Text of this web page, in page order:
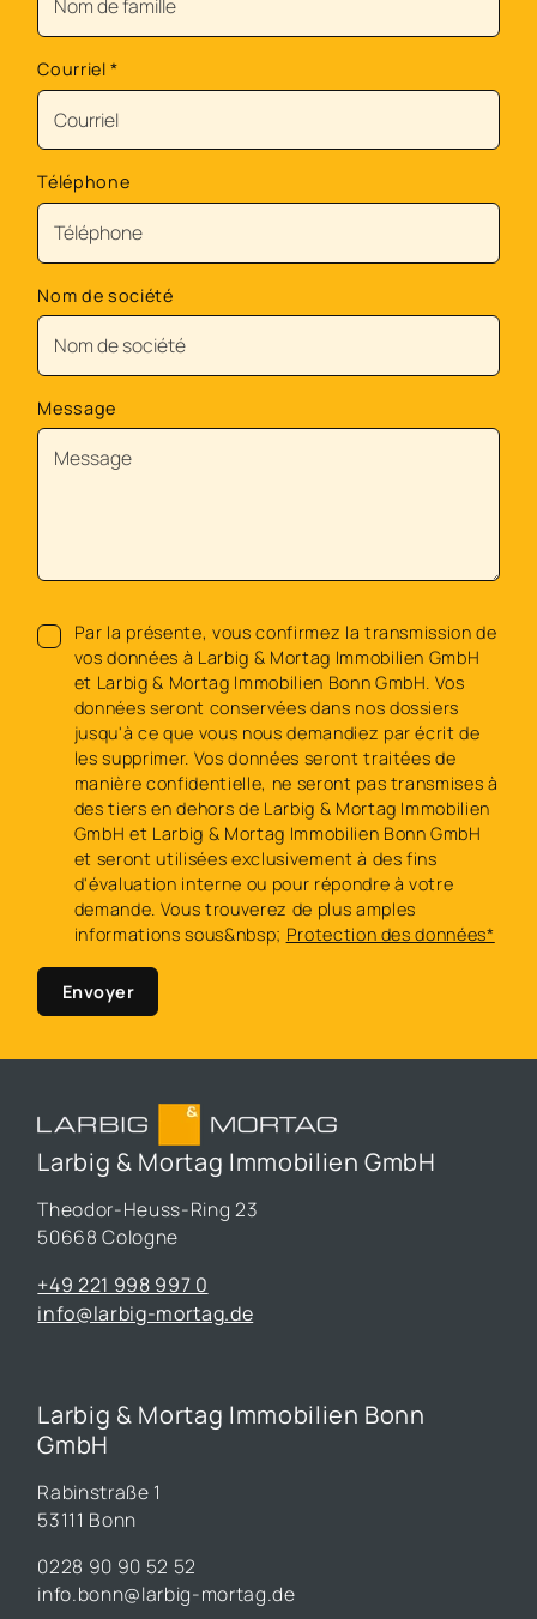
Courriel*
Téléphone
Nom de société
Message
Par la présente, vous confirmez la transmission de
vos données à Larbig & Mortag Immobilien GmbH
et Larbig & Mortag Immobilien Bonn GmbH. Vos
données seront conservées dans nos dossiers
jusqu'à ce que vous nous demandiez par écrit de
les supprimer. Vos données seront traitées de
manière confidentielle, ne seront pas transmises à
des tiers en dehors de Larbig & Mortag Immobilien
GmbH et Larbig & Mortag Immobilien Bonn GmbH
et seront utilisées exclusivement à des fins
d'évaluation interne ou pour répondre à votre
demande. Vous trouverez de plus amples
informations sous&nbsp; Protection des données*
Envoyer
Larbig & Mortag Immobilien GmbH
Theodor-Heuss-Ring 23
50668 Cologne
+49 221 998 997 0
info@larbig-mortag.de
Larbig & Mortag Immobilien Bonn
GmbH
Rabinstraße 1
53111 Bonn
0228 90 90 52 52
info.bonn@larbig-mortag.de